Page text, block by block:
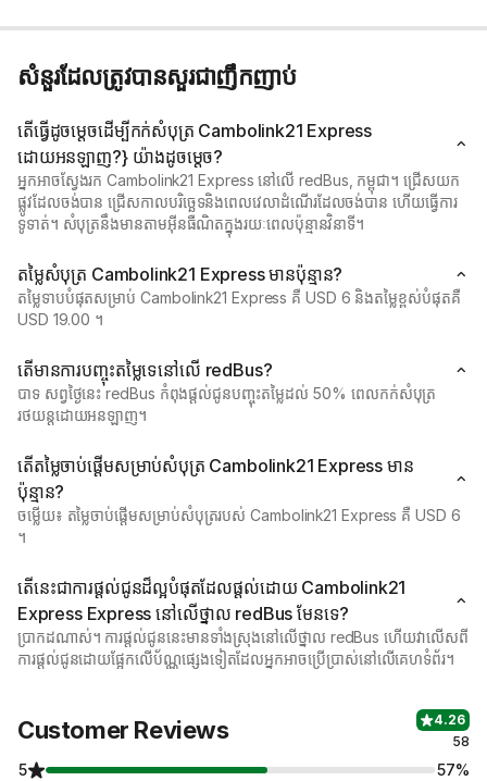
សំនួរដែលត្រូវបានសួរជាញឹកញាប់
តើធ្វើដូចម្តេចដើម្បីកក់សំបុត្រ Cambolink21 Express
ដោយអនឡាញ?} យ៉ាងដូចម្តេច?
អ្នកអាចស្វែងរក Cambolink21 Express នៅលើ redBus, កម្ពុជា។ ជ្រើសយក
ផ្លូវដែលចង់បាន ជ្រើសកាលបរិច្ឆេទនិងពេលវេលាដំណើរដែលចង់បាន ហើយធ្វើការ
ទូទាត់។ សំបុត្រនឹងមានតាមអ៊ីនធឺណិតក្នុងរយៈពេលប៉ុន្មានវិនាទី។
តម្លៃសំបុត្រ Cambolink21 Express មានប៉ុន្មាន?
តម្លៃទាបបំផុតសម្រាប់ Cambolink21 Express គឺ USD 6 និងតម្លៃខ្ពស់បំផុតគឺ
USD 19.00 ។
តើមានការបញ្ចុះតម្លៃទេនៅលើ redBus?
បាទ សព្វថ្ងៃនេះ redBus កំពុងផ្តល់ជូនបញ្ចុះតម្លៃដល់ 50% ពេលកក់សំបុត្រ
រថយន្តដោយអនឡាញ។
តើតម្លៃចាប់ផ្ដើមសម្រាប់សំបុត្រ Cambolink21 Express មាន
ប៉ុន្មាន?
ចម្លើយ៖ តម្លៃចាប់ផ្ដើមសម្រាប់សំបុត្ររបស់ Cambolink21 Express គឺ USD 6
។
តើនេះជាការផ្តល់ជូនដ៏ល្អបំផុតដែលផ្តល់ដោយ Cambolink21
Express Express នៅលើថ្នាល redBus មែនទេ?
ប្រាកដណាស់។ ការផ្តល់ជូននេះមានទាំងស្រុងនៅលើថ្នាល redBus ហើយវាលើសពី
ការផ្តល់ជូនដោយផ្អែកលើប័ណ្ណផ្សេងទៀតដែលអ្នកអាចប្រើប្រាស់នៅលើគេហទំព័រ។
Customer Reviews
4.26
58
5
57%